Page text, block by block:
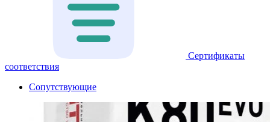
Сертификаты
соответствия
Сопутствующие